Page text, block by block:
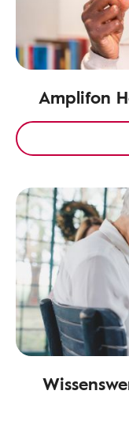
Amplifon